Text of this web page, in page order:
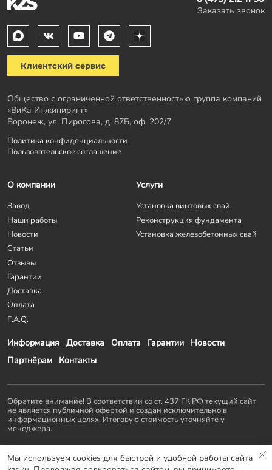
Заказать звонок
Клиентский сервис
Общество с ограниченной ответственностью группа компаний
«ВиКа Инжиниринг»
Воронеж, ул. Пирогова, д. 87Б, оф. 202/7
Политика конфиденциальности
Пользовательское соглашение
Информация Доставка Оплата Гарантии
Новости
Партнёрам
Контакты
О компании
Завод
Наши работы
Новости
Статьи
Отзывы
Гарантии
Доставка
Оплата
F.A.Q.
Услуги
Установка винтовых свай
Реконструкция фундамента
Установка железобетонных свай
Обратите внимание! В соответствии со ст. 437 ГК РФ текущий сайт
не является публичной офертой и создан исключительно в
информационных целях. Итоговую стоимость уточняйте у
менеджера.
Остальные проекты KZS GROUP
Домостроение
Заборы и ворота Септики Террасы
Мы используем cookies для быстрой и удобной работы сайта